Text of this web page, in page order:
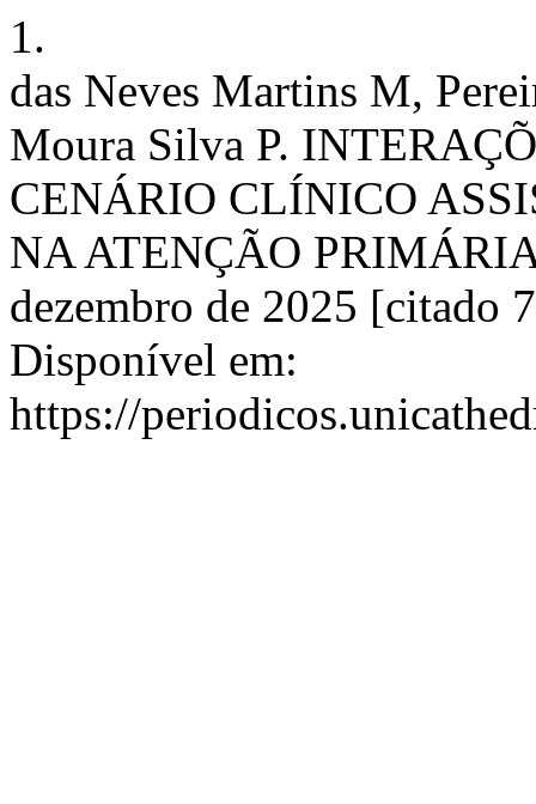
1.
das Neves Martins M,
Moura Silva P.
CENÁRIO CLÍNICO
NA ATENÇÃO
dezembro de 2025 [citado
Disponível em:
https://